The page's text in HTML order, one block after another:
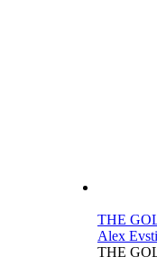
THE
Alex
THE